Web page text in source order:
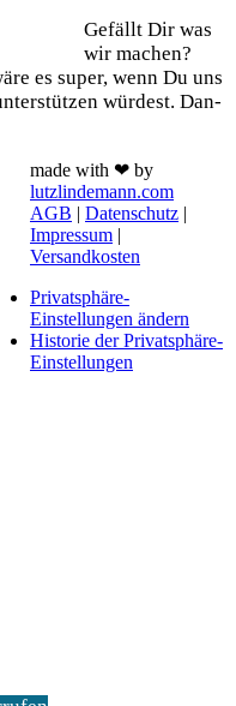
Gefällt Dir was
wir machen?
es super, wenn Du uns
wür­dest. Dan­
made with ❤ by
lutzlindemann.com
AGB | Datenschutz |
Impressum |
Versandkosten
Privatsphäre-
Einstellungen ändern
Historie der Privatsphäre-
Einstellungen